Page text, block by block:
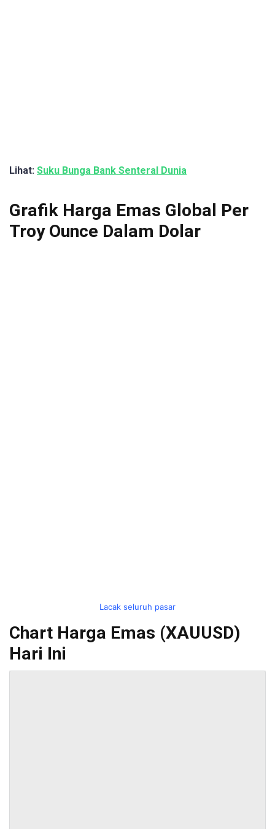
Lihat: Suku Bunga Bank Senteral Dunia
Grafik Harga Emas Global Per
Troy Ounce Dalam Dolar
Lacak seluruh pasar
Chart Harga Emas (XAUUSD)
Hari Ini